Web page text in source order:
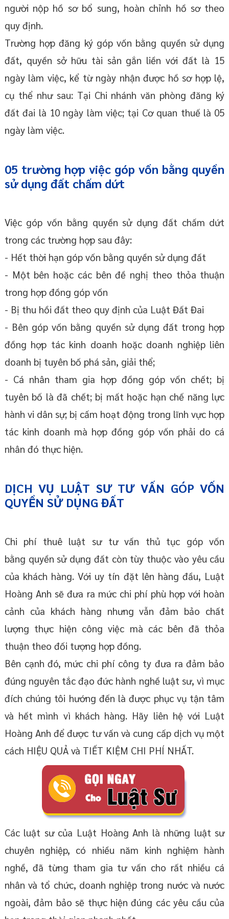
người nộp hồ sơ bổ sung, hoàn chỉnh hồ sơ theo
quy định.
Trường hợp đăng ký góp vốn bằng quyền sử dụng
đất, quyền sở hữu tài sản gắn liền với đất là 15
ngày làm việc, kể từ ngày nhận được hồ sơ hợp lệ,
cụ thể như sau: Tại Chi nhánh văn phòng đăng ký
đất đai là 10 ngày làm việc; tại Cơ quan thuế là 05
ngày làm việc.
05 trường hợp việc góp vốn bằng quyền
sử dụng đất chấm dứt
Việc góp vốn bằng quyền sử dụng đất chấm dứt
trong các trường hợp sau đây:
- Hết thời hạn góp vốn bằng quyền sử dụng đất
- Một bên hoặc các bên đề nghị theo thỏa thuận
trong hợp đồng góp vốn
- Bị thu hồi đất theo quy định của Luật Đất Đai
- Bên góp vốn bằng quyền sử dụng đất trong hợp
đồng hợp tác kinh doanh hoặc doanh nghiệp liên
doanh bị tuyên bố phá sản, giải thể;
- Cá nhân tham gia hợp đồng góp vốn chết; bị
tuyên bố là đã chết; bị mất hoặc hạn chế năng lực
hành vi dân sự; bị cấm hoạt động trong lĩnh vực hợp
tác kinh doanh mà hợp đồng góp vốn phải do cá
nhân đó thực hiện.
DỊCH VỤ LUẬT SƯ TƯ VẤN GÓP VỐN
QUYỀN SỬ DỤNG ĐẤT
Chi phí thuê luật sư tư vấn thủ tục góp vốn
bằng quyền sử dụng đất còn tùy thuộc vào yêu cầu
của khách hàng. Với uy tín đặt lên hàng đầu, Luật
Hoàng Anh sẽ đưa ra mức chi phí phù hợp với hoàn
cảnh của khách hàng nhưng vẫn đảm bảo chất
lượng thực hiện công việc mà các bên đã thỏa
thuận theo đối tượng hợp đồng.
Bên cạnh đó, mức chi phí công ty đưa ra đảm bảo
đúng nguyên tắc đạo đức hành nghề luật sư, vì mục
đích chúng tôi hướng đến là được phục vụ tận tâm
và hết mình vì khách hàng. Hãy liên hệ với Luật
Hoàng Anh để được tư vấn và cung cấp dịch vụ một
cách HIỆU QUẢ và TIẾT KIỆM CHI PHÍ NHẤT.
Các luật sư của Luật Hoàng Anh là những luật sư
chuyên nghiệp, có nhiều năm kinh nghiệm hành
nghề, đã từng tham gia tư vấn cho rất nhiều cá
nhân và tổ chức, doanh nghiệp trong nước và nước
ngoài, đảm bảo sẽ thực hiện đúng các yêu cầu của